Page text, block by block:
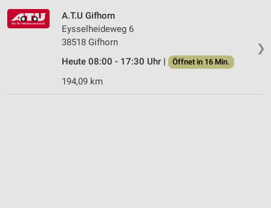
❯
A.T.U Gifhorn
Eysselheideweg 6
38518 Gifhorn
Heute 08:00 - 17:30 Uhr |
Öffnet in 16 Min.
194,09 km